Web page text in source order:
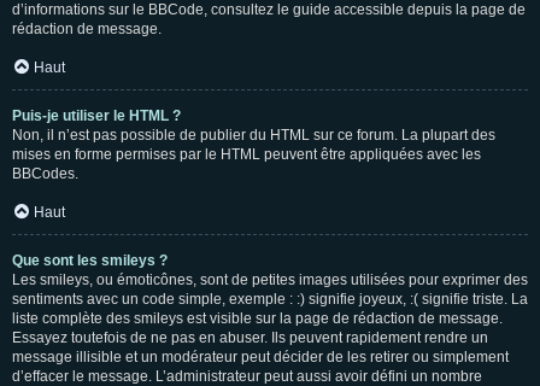
d’informations sur le BBCode, consultez le guide accessible depuis la page de
rédaction de message.
Haut
Puis-je utiliser le HTML ?
Non, il n’est pas possible de publier du HTML sur ce forum. La plupart des
mises en forme permises par le HTML peuvent être appliquées avec les
BBCodes.
Haut
Que sont les smileys ?
Les smileys, ou émoticônes, sont de petites images utilisées pour exprimer des
sentiments avec un code simple, exemple : :) signifie joyeux, :( signifie triste. La
liste complète des smileys est visible sur la page de rédaction de message.
Essayez toutefois de ne pas en abuser. Ils peuvent rapidement rendre un
message illisible et un modérateur peut décider de les retirer ou simplement
d’effacer le message. L’administrateur peut aussi avoir défini un nombre